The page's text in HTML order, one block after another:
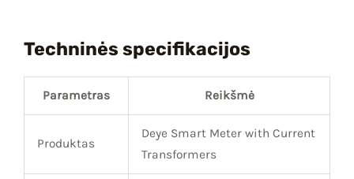
Techninės specifikacijos
Parametras Reikšmė
Produktas
Deye Smart Meter with Current
Transformers